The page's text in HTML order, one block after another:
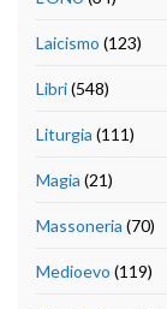
Laicismo (123)
Libri(548)
Liturgia (111)
Magia (21)
Massoneria (70)
Medioevo (119)